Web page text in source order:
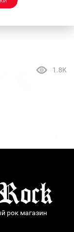
1.8K
рок магазин